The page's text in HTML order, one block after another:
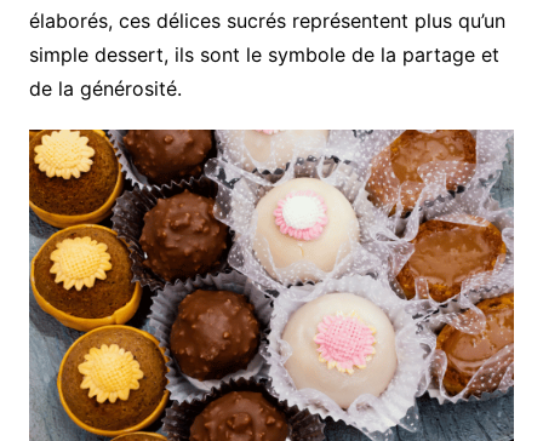
élaborés, ces délices sucrés représentent plus qu’un
simple dessert, ils sont le symbole de la partage et
de la générosité.